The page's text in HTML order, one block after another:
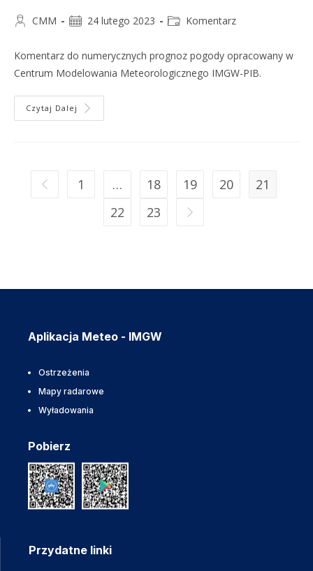
CMM 24 lutego 2023 Komentarz
Komentarz do numerycznych prognoz pogody opracowany w
Centrum Modelowania Meteorologicznego IMGW-PIB.
Czytaj Dalej
1 … 18 19 20
21
22
23
Aplikacja Meteo - IMGW
Ostrzeżenia
Mapy radarowe
Wyładowania
Pobierz
Przydatne linki